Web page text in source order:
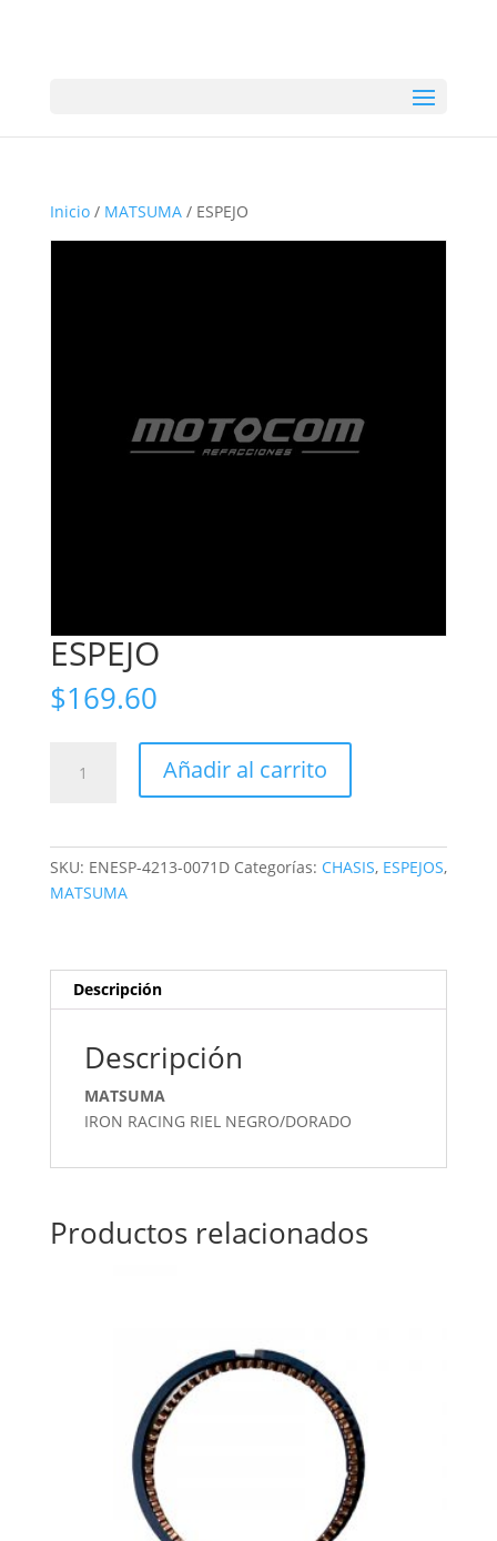
Inicio/ MATSUMA/ ESPEJO
ESPEJO
$169.60
cantidad
Añadir al carrito
SKU: ENESP-4213-0071D Categorías: CHASIS, ESPEJOS,
MATSUMA
Descripción
Descripción
MATSUMA
IRON RACING RIEL NEGRO/DORADO
Productos relacionados